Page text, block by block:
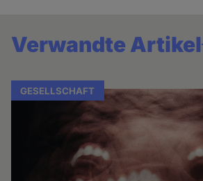
Verwandte Artikel
GESELLSCHAFT